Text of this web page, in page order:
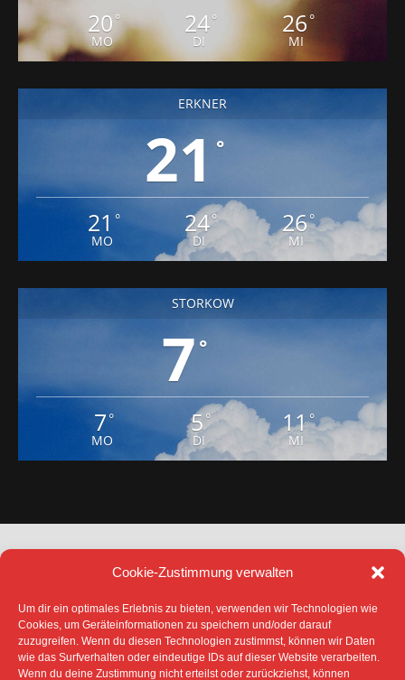
Cookie-Zustimmung verwalten
Um dir ein optimales Erlebnis zu bieten, verwenden wir Technologien wie
Cookies, um Geräteinformationen zu speichern und/oder darauf
zuzugreifen. Wenn du diesen Technologien zustimmst, können wir Daten
wie das Surfverhalten oder eindeutige IDs auf dieser Website verarbeiten.
Wenn du deine Zustimmung nicht erteilst oder zurückziehst, können
20 °
MO
24°
DI
26 °
MI
ERKNER
21 °
21 °
MO
24°
DI
26°
MI
STORKOW
7°
7 °
MO
5°
DI
11°
MI
DATENSCHUTZ
IMPRESSUM
COOKIE-RICHTLINIE (EU)